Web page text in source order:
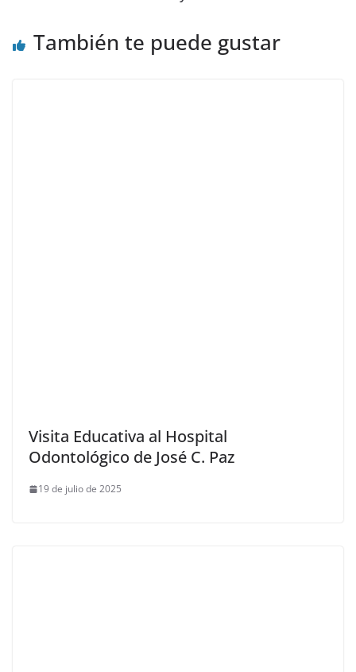
También te puede gustar
Visita Educativa al Hospital
Odontológico de José C. Paz
19 de julio de 2025